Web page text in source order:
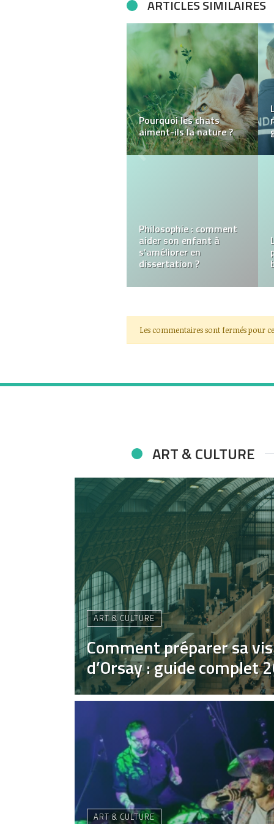
ARTICLES SIMILAIRES
Pourquoi avez-vous
besoin d’un avocat
spécialisé dans le
divorce ?
Casinos en France :
Trouvez Rapidement et
Facilement Votre Casino
en Ligne Idéal
Les commentaires sont fermés pour
ART & CULTURE
ART & CULTURE
Comment préparer sa
d’Orsay : guide complet
ART & CULTURE